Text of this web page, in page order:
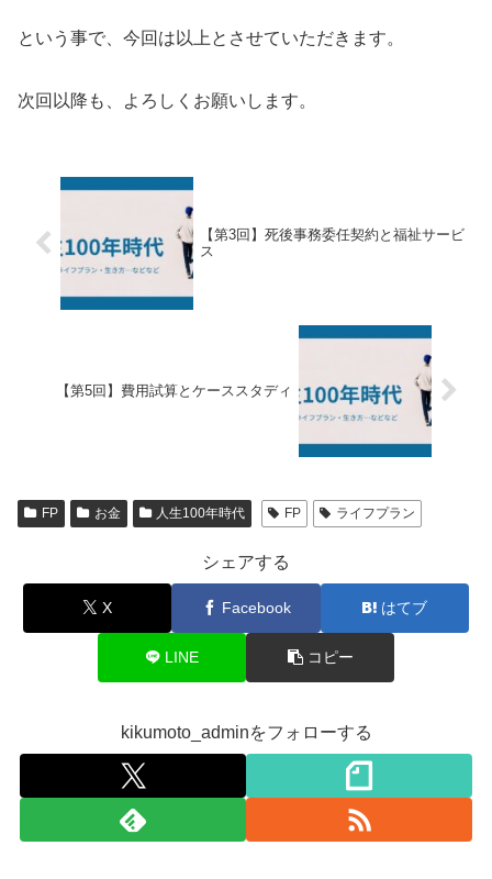
という事で、今回は以上とさせていただきます。
次回以降も、よろしくお願いします。
【第3回】死後事務委任契約と福祉サービ
ス
【第5回】費用試算とケーススタディ
FP お金 人生100年時代 FP ライフプラン
シェアする
X Facebook はてブ
LINE コピー
kikumoto_adminをフォローする